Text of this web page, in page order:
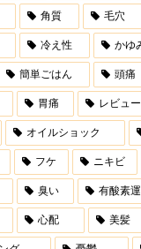
角質 毛穴
冷え性 かゆ
簡単ごはん 頭痛
胃痛 レビュー
オイルショック
フケ ニキビ
臭い 有酸素
心配 美髪